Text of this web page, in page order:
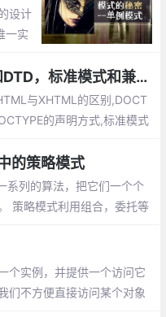
设计
一实
的初
待加
html和xhtml，DOCTYPE和DTD，标准模式和兼容模式
与XHTML的区别,DOCT
的声明方式,标准模式
Mode）的区别
的策略模式
系列的算法，把它们一个个
策略模式利用组合，委托等
略模式中的代码可以复用。
个实例，并提供一个访问它
们不方便直接访问某个对象